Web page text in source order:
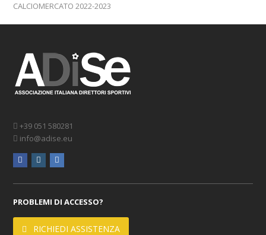
CALCIOMERCATO 2022-2023
+39 051 580281
info@adise.eu
facebookinstagram
PROBLEMI DI ACCESSO?
RICHIEDI ASSISTENZA